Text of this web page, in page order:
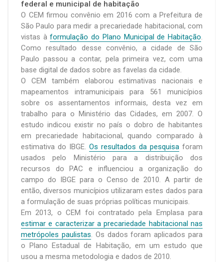
federal e municipal de habitação
O CEM firmou convênio em 2016 com a Prefeitura de
São Paulo para medir a precariedade habitacional, com
vistas àformulação do Plano Municipal de Habitação.
Como resultado desse convênio, a cidade de São
Paulo passou a contar, pela primeira vez, com uma
base digital de dados sobre as favelas da cidade.
O CEM também elaborou estimativas nacionais e
mapeamentos intramunicipais para 561 municípios
sobre os assentamentos informais, desta vez em
trabalho para o Ministério das Cidades, em 2007. O
estudo indicou existir no país o dobro de habitantes
em precariedade habitacional, quando comparado à
estimativa do IBGE. Os resultados da pesquisa foram
usados pelo Ministério para a distribuição dos
recursos do PAC e influenciou a organização do
campo do IBGE para o Censo de 2010. A partir de
então, diversos municípios utilizaram estes dados para
a formulação de suas próprias políticas municipais.
Em 2013, o CEM foi contratado pela Emplasa para
estimar e caracterizar a precariedade habitacional nas
metrópoles paulistas. Os dados foram aplicados para
o Plano Estadual de Habitação, em um estudo que
usou a mesma metodologia e dados de 2010.